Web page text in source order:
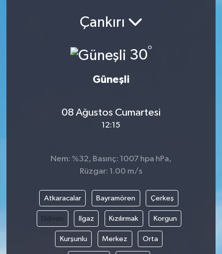
Çankırı
30°
Güneşli
08 Ağustos Cumartesi
12:15
Nem: %32, Basınç: 1007 hpa hPa,
Rüzgar: 1.00 m/s
Atkaracalar Bayramören Çerkeş
Eldivan Ilgaz Kızılırmak Korgun
Kurşunlu Merkez Orta